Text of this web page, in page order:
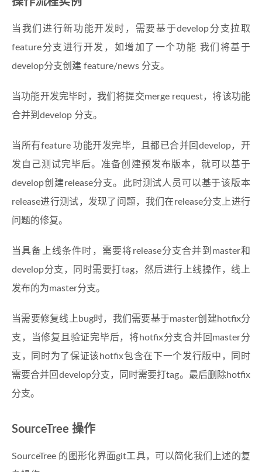
当我们进行新功能开发时，需要基于develop分支拉取
feature分支进行开发，如增加了一个功能 我们将基于
develop分支创建 feature/news 分支。
当功能开发完毕时，我们将提交merge request，将该功能
合并到develop 分支。
当所有feature 功能开发完毕，且都已合并回develop，开
发自己测试完毕后。准备创建预发布版本，就可以基于
develop创建release分支。此时测试人员可以基于该版本
release进行测试，发现了问题，我们在release分支上进行
问题的修复。
当具备上线条件时，需要将release分支合并到master和
develop分支，同时需要打tag，然后进行上线操作，线上
发布的为master分支。
当需要修复线上bug时，我们需要基于master创建hotfix分
支，当修复且验证完毕后，将hotfix分支合并回master分
支，同时为了保证该hotfix包含在下一个发行版中，同时
需要合并回develop分支，同时需要打tag。最后删除hotfix
分支。
SourceTree 操作
SourceTree 的图形化界面git工具，可以简化我们上述的复